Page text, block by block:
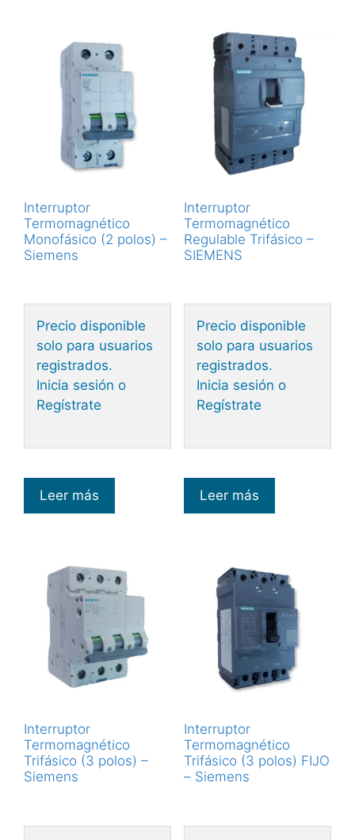
Interruptor
Termomagnético
Monofásico (2 polos) –
Siemens
Precio disponible
solo para usuarios
registrados.
Inicia sesión o
Regístrate
Leer más
Interruptor
Termomagnético
Regulable Trifásico –
SIEMENS
Precio disponible
solo para usuarios
registrados.
Inicia sesión o
Regístrate
Leer más
Interruptor
Termomagnético
Trifásico (3 polos) –
Siemens
Interruptor
Termomagnético
Trifásico (3 polos) FIJO
– Siemens